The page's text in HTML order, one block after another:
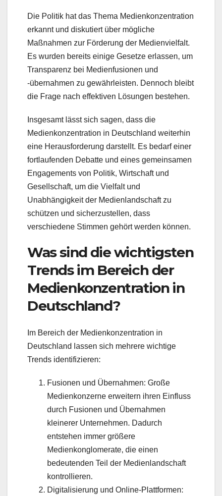
Die Politik hat das Thema Medienkonzentration
erkannt und diskutiert über mögliche
Maßnahmen zur Förderung der Medienvielfalt.
Es wurden bereits einige Gesetze erlassen, um
Transparenz bei Medienfusionen und
-übernahmen zu gewährleisten. Dennoch bleibt
die Frage nach effektiven Lösungen bestehen.
Insgesamt lässt sich sagen, dass die
Medienkonzentration in Deutschland weiterhin
eine Herausforderung darstellt. Es bedarf einer
fortlaufenden Debatte und eines gemeinsamen
Engagements von Politik, Wirtschaft und
Gesellschaft, um die Vielfalt und
Unabhängigkeit der Medienlandschaft zu
schützen und sicherzustellen, dass
verschiedene Stimmen gehört werden können.
Was sind die wichtigsten
Trends im Bereich der
Medienkonzentration in
Deutschland?
Im Bereich der Medienkonzentration in
Deutschland lassen sich mehrere wichtige
Trends identifizieren:
Fusionen und Übernahmen: Große
Medienkonzerne erweitern ihren Einfluss
durch Fusionen und Übernahmen
kleinerer Unternehmen. Dadurch
entstehen immer größere
Medienkonglomerate, die einen
bedeutenden Teil der Medienlandschaft
kontrollieren.
Digitalisierung und Online-Plattformen: